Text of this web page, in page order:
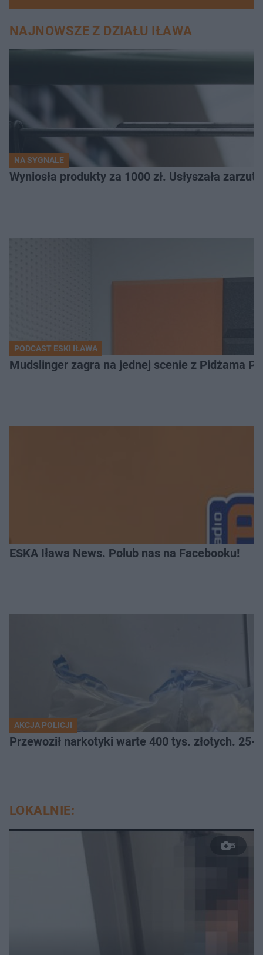
NAJNOWSZE Z DZIAŁU IŁAWA
NA SYGNALE
Wyniosła produkty za 1000 zł. Usłyszała zarzuty
PODCAST ESKI IŁAWA
Mudslinger zagra na jednej scenie z Pidżama
ESKA Iława News. Polub nas na Facebooku!
AKCJA POLICJI
Przewoził narkotyki warte 400 tys. złotych.
LOKALNIE:
5